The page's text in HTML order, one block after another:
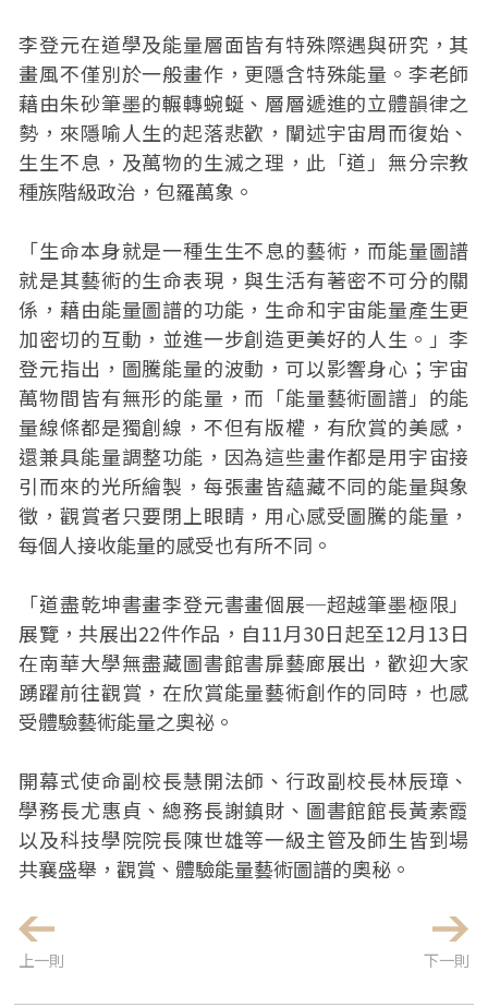
李登元在道學及能量層面皆有特殊際遇與研究，其
畫風不僅別於一般畫作，更隱含特殊能量。李老師
藉由朱砂筆墨的輾轉蜿蜒、層層遞進的立體韻律之
勢，來隱喻人生的起落悲歡，闡述宇宙周而復始、
生生不息，及萬物的生滅之理，此「道」無分宗教
種族階級政治，包羅萬象。
「生命本身就是一種生生不息的藝術，而能量圖譜
就是其藝術的生命表現，與生活有著密不可分的關
係，藉由能量圖譜的功能，生命和宇宙能量產生更
加密切的互動，並進一步創造更美好的人生。」李
登元指出，圖騰能量的波動，可以影響身心；宇宙
萬物間皆有無形的能量，而「能量藝術圖譜」的能
量線條都是獨創線，不但有版權，有欣賞的美感，
還兼具能量調整功能，因為這些畫作都是用宇宙接
引而來的光所繪製，每張畫皆蘊藏不同的能量與象
徵，觀賞者只要閉上眼睛，用心感受圖騰的能量，
每個人接收能量的感受也有所不同。
「道盡乾坤書畫李登元書畫個展─超越筆墨極限」
展覽，共展出22件作品，自11月30日起至12月13日
在南華大學無盡藏圖書館書扉藝廊展出，歡迎大家
踴躍前往觀賞，在欣賞能量藝術創作的同時，也感
受體驗藝術能量之奧祕。
開幕式使命副校長慧開法師、行政副校長林辰璋、
學務長尤惠貞、總務長謝鎮財、圖書館館長黃素霞
以及科技學院院長陳世雄等一級主管及師生皆到場
共襄盛舉，觀賞、體驗能量藝術圖譜的奧秘。
上一則 下一則